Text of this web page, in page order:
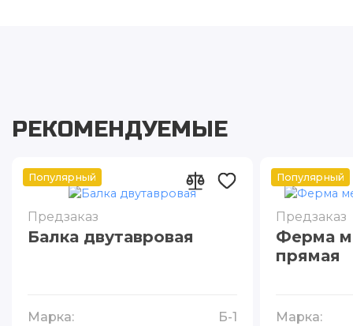
РЕКОМЕНДУЕМЫЕ
Популярный
Предзаказ
Балка двутавровая
Марка:
Б-1
Популярный
Предзаказ
Ферма
прямая
Марка: